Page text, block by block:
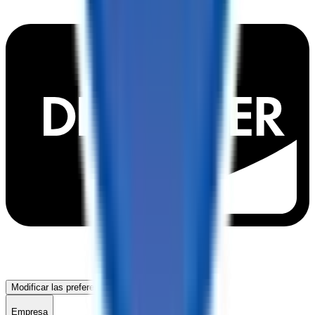
Modificar las preferencias de cookies
Empresa